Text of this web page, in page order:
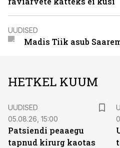
UUDISED
Madis Tiik asub
HETKEL KUUM
UUDISED
05.08.26, 15:00
Patsiendi peaaegu
tapnud kirurg kaotas